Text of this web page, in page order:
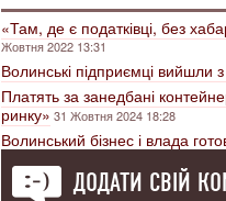
«Там, де є податківці, без
Жовтня 2022 13:31
Волинські підприємці вийшли
Платять за занедбані
ринку»31 Жовтня 2024 18:28
Волинський бізнес і влада
ДОДАТИ СВІЙ